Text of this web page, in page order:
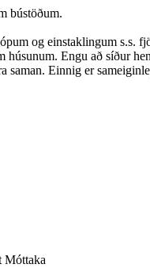
bústöðum.
og einstaklingum s.s.
Engu að síður
saman. Einnig er
Móttaka